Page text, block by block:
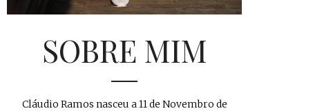
SOBRE MIM
Cláudio Ramos nasceu a 11 de Novembro de